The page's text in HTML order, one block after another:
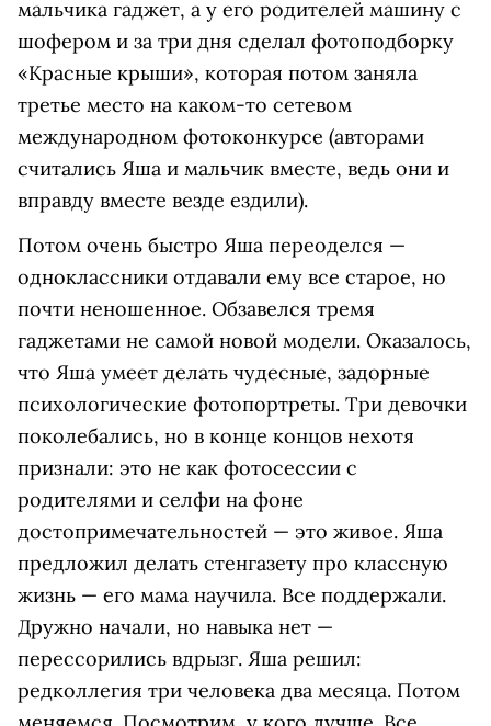
мальчика гаджет, а у его родителей машину с
шофером и за три дня сделал фотоподборку
«Красные крыши», которая потом заняла
третье место на каком-то сетевом
международном фотоконкурсе (авторами
считались Яша и мальчик вместе, ведь они и
вправду вместе везде ездили).
Потом очень быстро Яша переоделся —
одноклассники отдавали ему все старое, но
почти неношенное. Обзавелся тремя
гаджетами не самой новой модели. Оказалось,
что Яша умеет делать чудесные, задорные
психологические фотопортреты. Три девочки
поколебались, но в конце концов нехотя
признали: это не как фотосессии с
родителями и селфи на фоне
достопримечательностей — это живое. Яша
предложил делать стенгазету про классную
жизнь — его мама научила. Все поддержали.
Дружно начали, но навыка нет —
перессорились вдрызг. Яша решил:
редколлегия три человека два месяца. Потом